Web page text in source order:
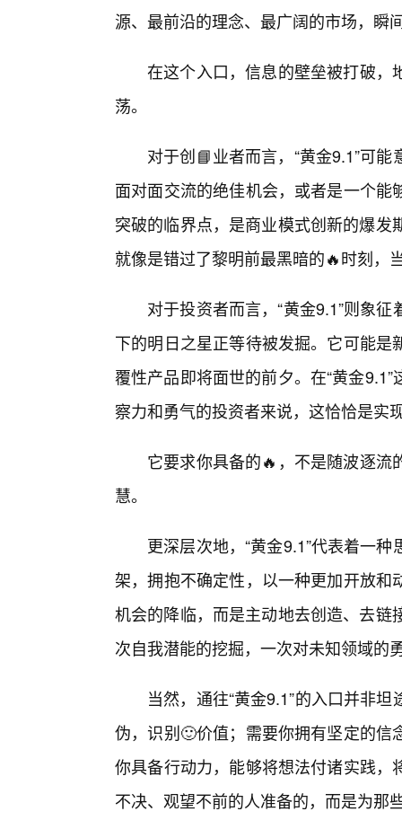
源、最前沿的理念、最广阔的市场，瞬
在这个入口，信息的壁垒被打破，
荡。
对于创📘业者而言，“黄金9.1”可
面对面交流的绝佳机会，或者是一个
突破的临界点，是商业模式创新的爆发
就像是错过了黎明前最黑暗的🔥时刻，
对于投资者而言，“黄金9.1”则象
下的明日之星正等待被发掘。它可能
覆性产品即将面世的前夕。在“黄金
察力和勇气的投资者来说，这恰恰是实
它要求你具备的🔥，不是随波逐
慧。
更深层次地，“黄金9.1”代表着一
架，拥抱不确定性，以一种更加开放
机会的降临，而是主动地去创造、去链
次自我潜能的挖掘，一次对未知领域的
当然，通往“黄金9.1”的入口并非
伪，识别🙂价值；需要你拥有坚定的
你具备行动力，能够将想法付诸实践
不决、观望不前的人准备的，而是为那